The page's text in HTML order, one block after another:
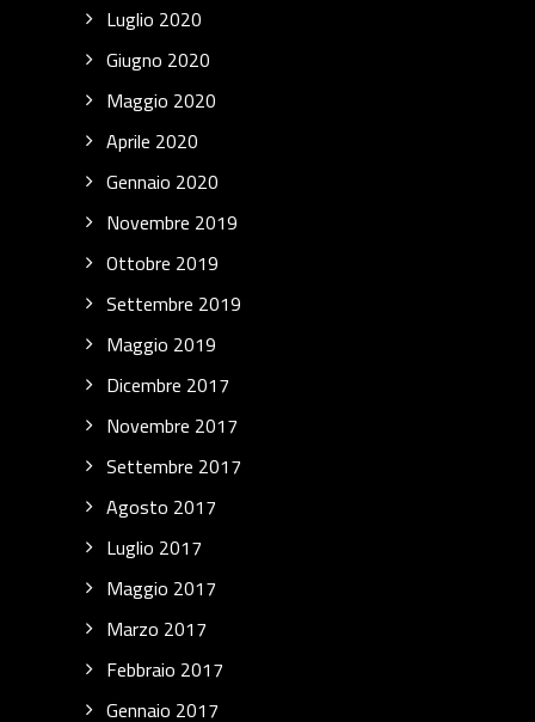
Luglio 2020
Giugno 2020
Maggio 2020
Aprile 2020
Gennaio 2020
Novembre 2019
Ottobre 2019
Settembre 2019
Maggio 2019
Dicembre 2017
Novembre 2017
Settembre 2017
Agosto 2017
Luglio 2017
Maggio 2017
Marzo 2017
Febbraio 2017
Gennaio 2017